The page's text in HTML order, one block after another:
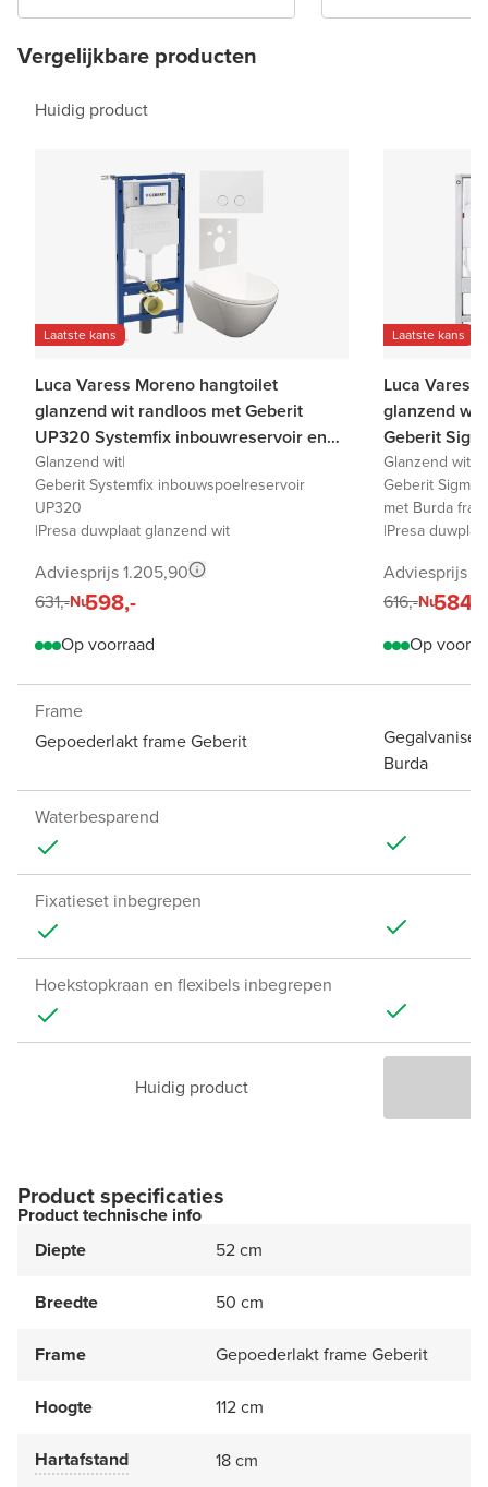
Vergelijkbare producten
Huidig product
Laatste kans
Luca Varess Moreno hangtoilet
glanzend wit randloos met Geberit
UP320 Systemfix inbouwreservoir en
bedieningspaneel
Glanzend wit|
Geberit Systemfix inbouwspoelreservoir
UP320
|Presa duwplaat glanzend wit
Adviesprijs 1.205,90
631,-Nu598,-
Op voorraad
Laatste kans
Luca Varess
glanzend wit
Geberit
UP320 met
Glanzend wit
Geberit Sigma
met Burda
|Presa
Adviesprijs
616,-Nu584,-
Op
Frame
Gepoederlakt frame Geberit
Burda
Waterbesparend
Fixatieset inbegrepen
Hoekstopkraan en flexibels inbegrepen
Huidig product
Product specificaties
Product technische info
Diepte
52 cm
Breedte 50 cm
Frame Gepoederlakt frame Geberit
Hoogte 112 cm
Hartafstand 18 cm